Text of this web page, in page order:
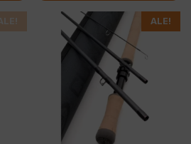
549,00 €
119,00
ALE!
tuotteella
muunnelma.
tehdä